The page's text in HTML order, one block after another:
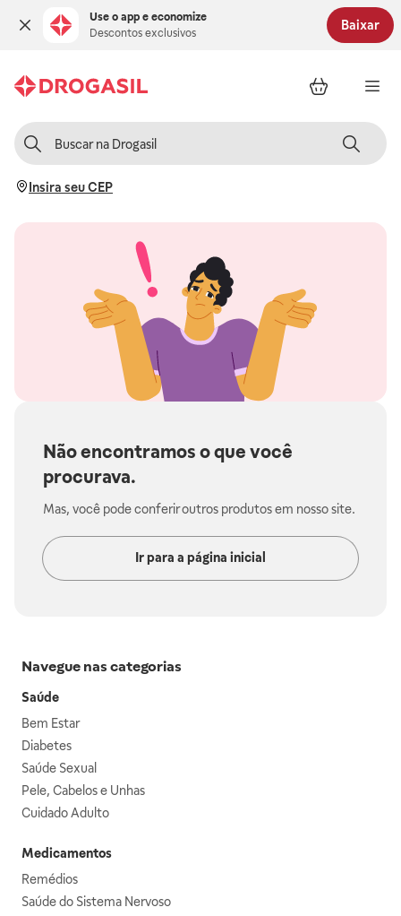
Use o app e economize
Descontos exclusivos
Baixar
Insira seu CEP
Não encontramos o que você
procurava.
Mas, você pode conferir outros produtos em nosso site.
Ir para a página inicial
Navegue nas categorias
Saúde
Bem Estar
Diabetes
Saúde Sexual
Pele, Cabelos e Unhas
Cuidado Adulto
Medicamentos
Remédios
Saúde do Sistema Nervoso